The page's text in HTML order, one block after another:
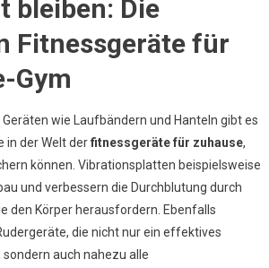
bleiben: Die
Fitnessgeräte für
Gym
wie Laufbändern und Hanteln gibt es
in der Welt derfitnessgeräte für zuhause,
können. Vibrationsplatten beispielsweise
und verbessern die Durchblutung durch
den Körper herausfordern. Ebenfalls
die nicht nur ein effektives
auch nahezu alle